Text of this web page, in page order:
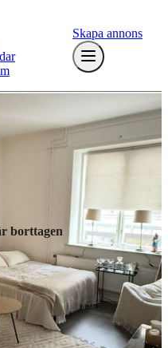
Skapa annons
borttagen